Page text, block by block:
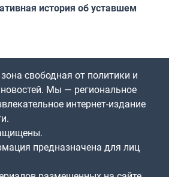
история об уставшем
свободная от политики и
Мы — региональное
интернет-издание
предназначена для лиц